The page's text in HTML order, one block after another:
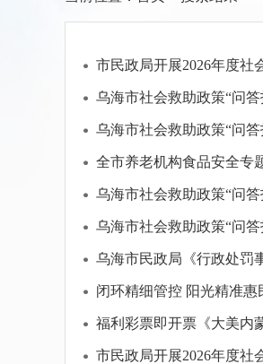
市民政局开展2026年度社
乌海市社会救助政策“问
乌海市社会救助政策“问
全市养老机构食品安全专
乌海市社会救助政策“问
乌海市社会救助政策“问
乌海市民政局《行政处罚
闭环精细管控 阳光精准
福利彩票即开票《大美内
市民政局开展2026年度社